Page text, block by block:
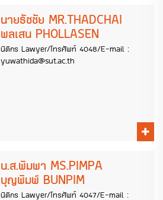
นายธัชชัย MR.THADCHAI
พลเสน PHOLLASEN
นิติกร Lawyer/โทรศัพท์ 4048/E-mail :
yuwathida@sut.ac.th
น.ส.พิมพา MS.PIMPA
บุญพิมพ์ BUNPIM
นิติกร Lawyer/โทรศัพท์ 4047/E-mail :